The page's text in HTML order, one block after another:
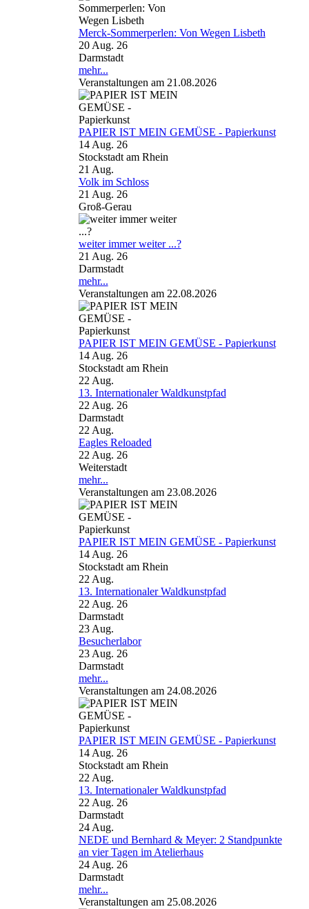
Merck-Sommerperlen: Von Wegen Lisbeth
20 Aug. 26
Darmstadt
mehr...
Veranstaltungen am 21.08.2026
PAPIER IST MEIN GEMÜSE - Papierkunst
14 Aug. 26
Stockstadt am Rhein
21 Aug.
Volk im Schloss
21 Aug. 26
Groß-Gerau
weiter immer weiter ...?
21 Aug. 26
Darmstadt
mehr...
Veranstaltungen am 22.08.2026
PAPIER IST MEIN GEMÜSE - Papierkunst
14 Aug. 26
Stockstadt am Rhein
22 Aug.
13. Internationaler Waldkunstpfad
22 Aug. 26
Darmstadt
22 Aug.
Eagles Reloaded
22 Aug. 26
Weiterstadt
mehr...
Veranstaltungen am 23.08.2026
PAPIER IST MEIN GEMÜSE - Papierkunst
14 Aug. 26
Stockstadt am Rhein
22 Aug.
13. Internationaler Waldkunstpfad
22 Aug. 26
Darmstadt
23 Aug.
Besucherlabor
23 Aug. 26
Darmstadt
mehr...
Veranstaltungen am 24.08.2026
PAPIER IST MEIN GEMÜSE - Papierkunst
14 Aug. 26
Stockstadt am Rhein
22 Aug.
13. Internationaler Waldkunstpfad
22 Aug. 26
Darmstadt
24 Aug.
NEDE und Bernhard & Meyer: 2 Standpunkte
an vier Tagen im Atelierhaus
24 Aug. 26
Darmstadt
mehr...
Veranstaltungen am 25.08.2026